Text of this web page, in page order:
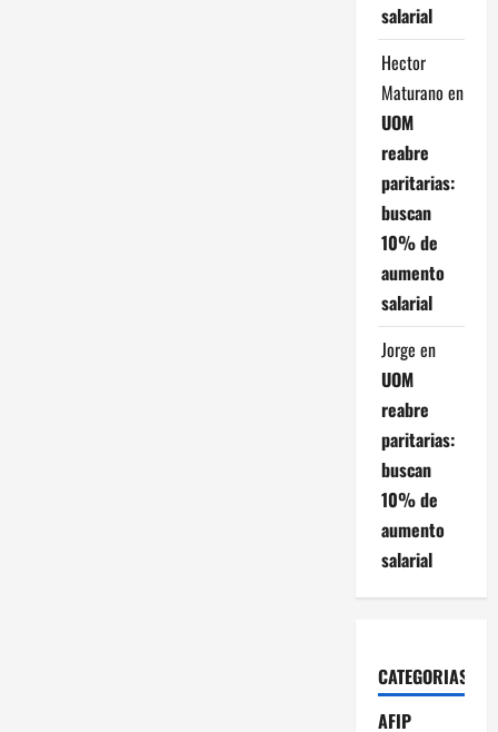
salarial
Hector
Maturano en
UOM
reabre
paritarias:
buscan
10% de
aumento
salarial
Jorge en
UOM
reabre
paritarias:
buscan
10% de
aumento
salarial
CATEGORIAS
AFIP